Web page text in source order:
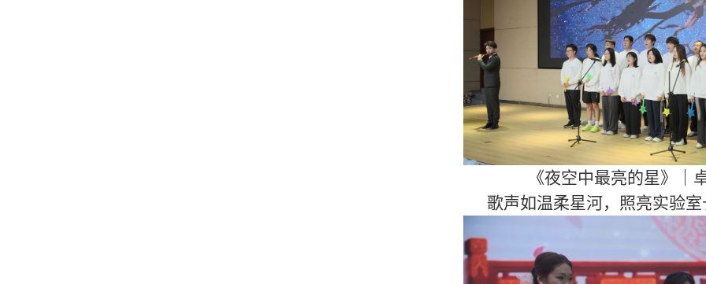
《夜空中最亮的星》｜
歌声如温柔星河，照亮实验